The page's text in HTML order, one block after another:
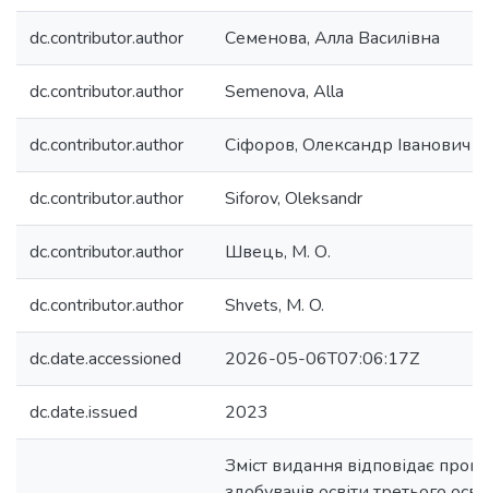
dc.contributor.author Семенова, Алла Василівна
dc.contributor.author Semenova, Alla
dc.contributor.author Сіфоров, Олександр Іванович
dc.contributor.author Siforov, Oleksandr
dc.contributor.author Швець, М. О.
dc.contributor.author Shvets, M. O.
dc.date.accessioned 2026-05-06T07:06:17Z
dc.date.issued 2023
Зміст видання відповідає